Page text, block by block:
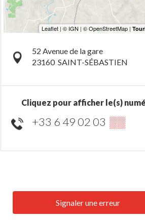
52 Avenue de la gare
23160 SAINT-SÉBASTIEN
Cliquez pour afficher le(s)
+33 6 49 02 03 ▒▒
Signaler une erreur